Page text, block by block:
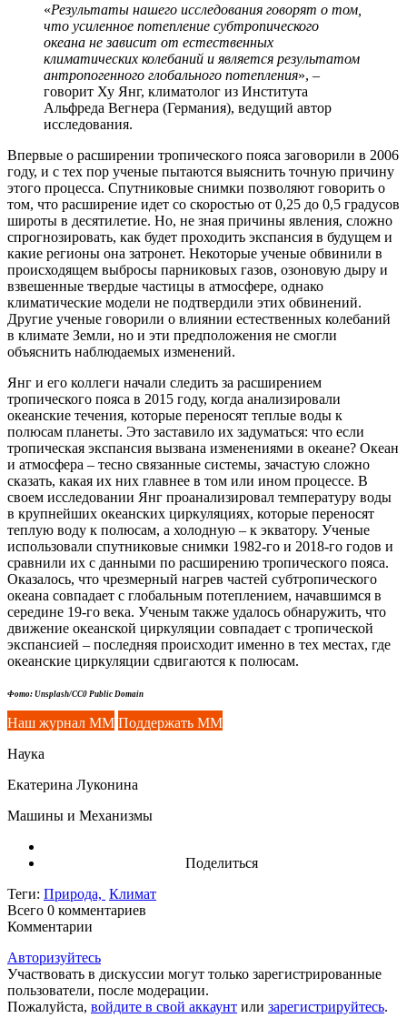
«Результаты нашего исследования говорят о том,
что усиленное потепление субтропического
океана не зависит от естественных
климатических колебаний и является результатом
антропогенного глобального потепления», –
говорит Ху Янг, климатолог из Института
Альфреда Вегнера (Германия), ведущий автор
исследования.
Впервые о расширении тропического пояса заговорили в 2006
году, и с тех пор ученые пытаются выяснить точную причину
этого процесса. Спутниковые снимки позволяют говорить о
том, что расширение идет со скоростью от 0,25 до 0,5 градусов
широты в десятилетие. Но, не зная причины явления, сложно
спрогнозировать, как будет проходить экспансия в будущем и
какие регионы она затронет. Некоторые ученые обвинили в
происходящем выбросы парниковых газов, озоновую дыру и
взвешенные твердые частицы в атмосфере, однако
климатические модели не подтвердили этих обвинений.
Другие ученые говорили о влиянии естественных колебаний
в климате Земли, но и эти предположения не смогли
объяснить наблюдаемых изменений.
Янг и его коллеги начали следить за расширением
тропического пояса в 2015 году, когда анализировали
океанские течения, которые переносят теплые воды к
полюсам планеты. Это заставило их задуматься: что если
тропическая экспансия вызвана изменениями в океане? Океан
и атмосфера – тесно связанные системы, зачастую сложно
сказать, какая их них главнее в том или ином процессе. В
своем исследовании Янг проанализировал температуру воды
в крупнейших океанских циркуляциях, которые переносят
теплую воду к полюсам, а холодную – к экватору. Ученые
использовали спутниковые снимки 1982-го и 2018-го годов и
сравнили их с данными по расширению тропического пояса.
Оказалось, что чрезмерный нагрев частей субтропического
океана совпадает с глобальным потеплением, начавшимся в
середине 19-го века. Ученым также удалось обнаружить, что
движение океанской циркуляции совпадает с тропической
экспансией – последняя происходит именно в тех местах, где
океанские циркуляции сдвигаются к полюсам.
Фото: Unsplash/CC0 Public Domain
Наш журнал ММ Поддержать ММ
Наука
Екатерина Луконина
Машины и Механизмы
Поделиться
Теги: Природа, Климат
Всего 0 комментариев
Комментарии
Авторизуйтесь
Участвовать в дискуссии могут только зарегистрированные
пользователи, после модерации.
Пожалуйста, войдите в свой аккаунт или зарегистрируйтесь.